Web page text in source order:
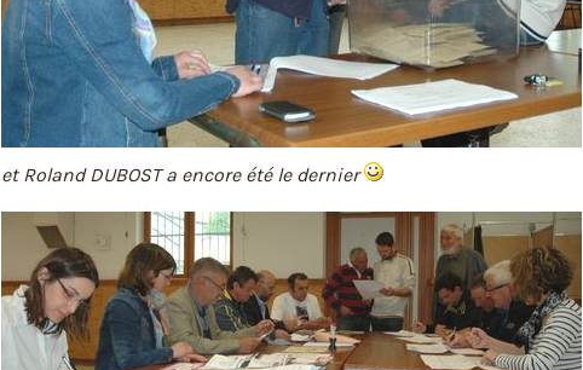
et Roland DUBOST a encore été le dernier